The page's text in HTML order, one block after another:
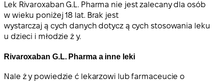
Lek Rivaroxaban G.L. Pharma nie jest zalecany dla osób
w wieku poniżej 18 lat. Brak jest
wystarczaj ą cych danych dotycz ą cych stosowania leku
u dzieci i młodzie ż y.
Rivaroxaban G.L. Pharma a inne leki
Nale ż y powiedzie ć lekarzowi lub farmaceucie o